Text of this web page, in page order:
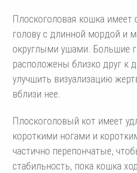
Плоскоголовая кошка имеет
голову с длинной мордой и
округлыми ушами. Большие
расположены близко друг к
улучшить визуализацию
вблизи нее.
Плоскоголовый кот имеет
короткими ногами и
частично перепончатые,
стабильность, пока кошка